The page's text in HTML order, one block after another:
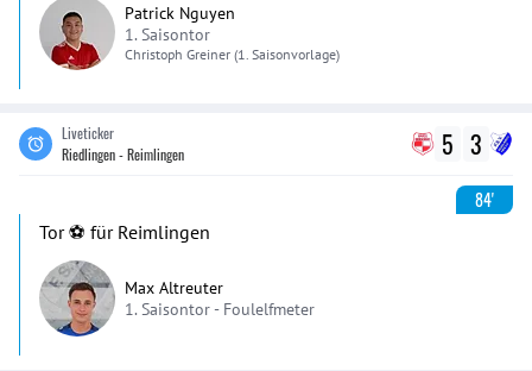
Patrick Nguyen
1. Saisontor
Christoph Greiner (1. Saisonvorlage)
Liveticker
Riedlingen - Reimlingen
5 3
84'
Tor ⚽️ für Reimlingen
Max Altreuter
1. Saisontor - Foulelfmeter